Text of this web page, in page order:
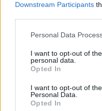
Downstream Participants
Personal Data
I want to opt-out of
personal data.
Opted In
I want to opt-out of
Personal Data.
Opted In
tokios galimybės
„Sujungę savo 100
ir patentuotas
„Plenty“
pat pastovų skonį ir
mūsų klientai, –